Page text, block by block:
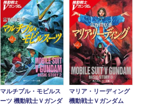
マルチプル・モビルス
ーツ 機動戦士Ｖガンダ
マリア・リーディング
機動戦士Ｖガンダム